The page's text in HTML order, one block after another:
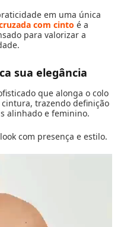
em uma única
com cinto é a
para valorizar a
sua elegância
que alonga o colo
trazendo definição
alinhado e feminino.
com presença e estilo.